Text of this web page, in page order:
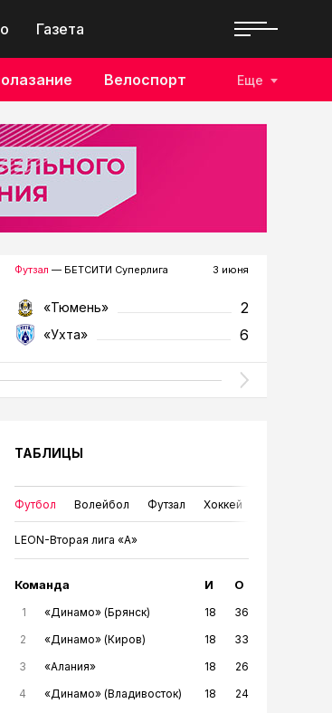
Газета
Велоспорт Еще
Футзал — БЕТСИТИ Суперлига 3 июня
«Тюмень» 2
«Ухта» 6
ТАБЛИЦЫ
Футбол Волейбол Футзал Хоккей
LEON-Вторая лига «А»
Команда И О
1 «Динамо» (Брянск) 18
36
2
«Динамо» (Киров) 18
33
3
«Алания» 18
26
4
«Динамо» (Владивосток) 18
24